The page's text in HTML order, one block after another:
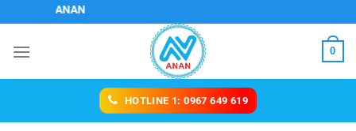
đến
nội
0
HOTLINE 1: 0967 649 619